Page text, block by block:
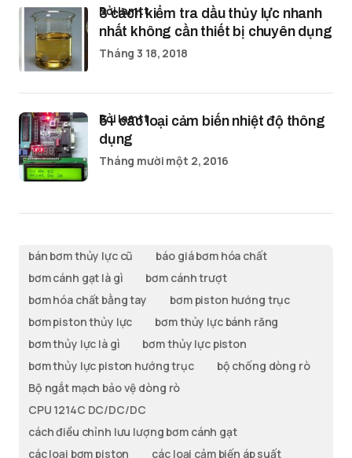
3 cách kiểm tra dầu thủy lực nhanh
nhất không cần thiết bị chuyên dụng
bởi lamtt
Tháng 3 18, 2018
5+ các loại cảm biến nhiệt độ thông
dụng
bởi lamtt
Tháng mười một 2, 2016
bán bơm thủy lực cũ
báo giá bơm hóa chất
bơm cánh gạt là gì
bơm cánh trượt
bơm hóa chất bằng tay
bơm piston hướng trục
bơm piston thủy lực
bơm thủy lực bánh răng
bơm thủy lực là gì
bơm thủy lực piston
bơm thủy lực piston hướng trục
bộ chống dòng rò
Bộ ngắt mạch bảo vệ dòng rò
CPU 1214C DC/DC/DC
cách điều chỉnh lưu lượng bơm cánh gạt
các loại bơm piston
các loại cảm biến áp suất